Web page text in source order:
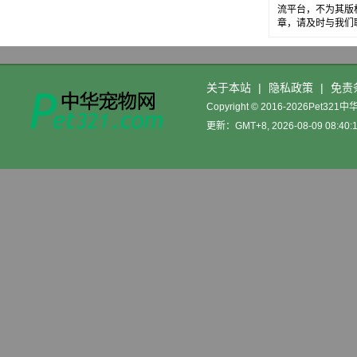
流平台，不为其
章，请及时与我
关于本站 | 隐私政策 | 免责
Copyright © 2016-2026Pet321中
更新：GMT+8, 2026-08-09